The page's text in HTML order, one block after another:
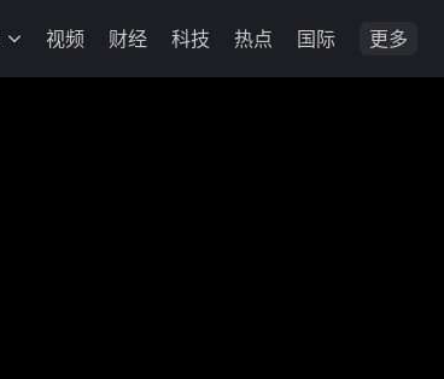
视频 财经 科技 热点 国际 更多